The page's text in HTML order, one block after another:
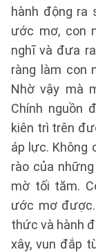
hành động ra
ước mơ, con
nghĩ và đưa
ràng làm con
Nhờ vậy mà
Chính nguồn
kiên trì trên
áp lực. Không
rào của
mờ tối tăm.
ước mơ
thức và hành
xây, vun đắp